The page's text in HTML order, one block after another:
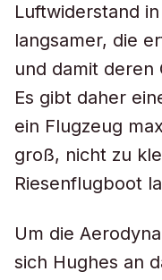
Luftwiderstand
langsamer, die
und damit deren
Es gibt daher
ein Flugzeug
groß, nicht zu
Riesenflugboot
Um die
sich Hughes an